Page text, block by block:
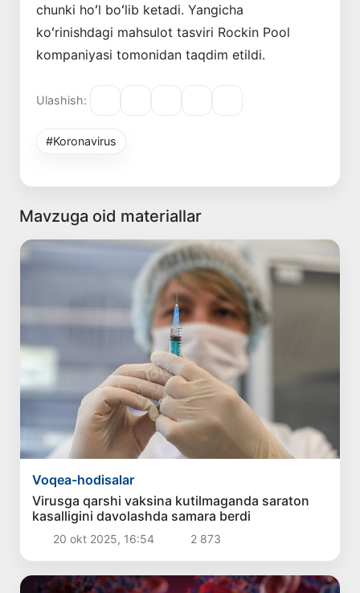
chunki hoʻl boʻlib ketadi. Yangicha
koʻrinishdagi mahsulot tasviri Rockin Pool
kompaniyasi tomonidan taqdim etildi.
Ulashish:
#Koronavirus
Mavzuga oid materiallar
Voqea-hodisalar
Virusga qarshi vaksina kutilmaganda saraton
kasalligini davolashda samara berdi
20 okt 2025, 16:54 2 873